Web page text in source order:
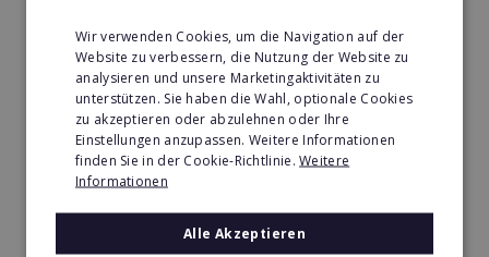
Pizza Franchise
Reinigung & Reparatur Franchise
Restaurant & Systemgastronomie Franchise
Senioren- & Pflegedienste Franchise
Wir verwenden Cookies, um die Navigation auf der
Website zu verbessern, die Nutzung der Website zu
analysieren und unsere Marketingaktivitäten zu
unterstützen. Sie haben die Wahl, optionale Cookies
zu akzeptieren oder abzulehnen oder Ihre
Einstellungen anzupassen. Weitere Informationen
finden Sie in der Cookie-Richtlinie.Weitere
Informationen
Alle Akzeptieren